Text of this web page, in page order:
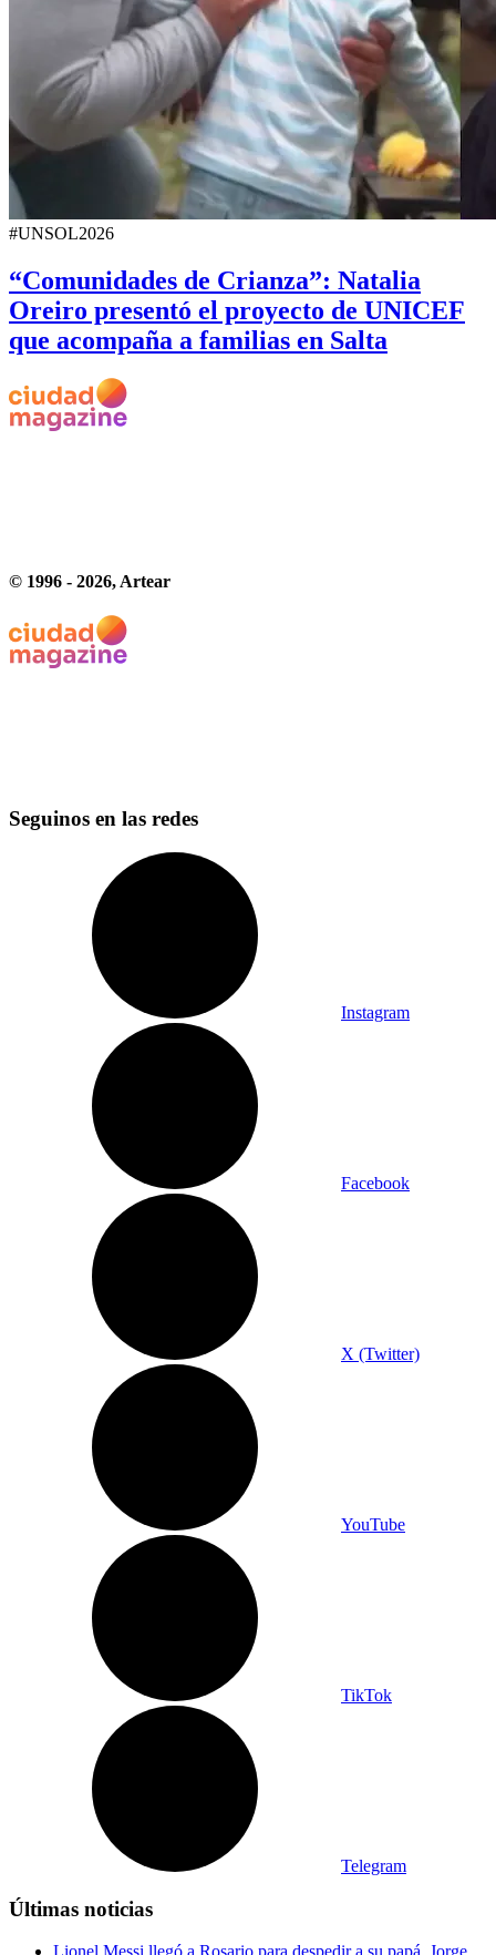
#UNSOL2026
“Comunidades de Crianza”: Natalia
Oreiro presentó el proyecto de UNICEF
que acompaña a familias en Salta
© 1996 - 2026, Artear
Seguinos en las redes
Instagram
Facebook
X (Twitter)
YouTube
TikTok
Telegram
Últimas noticias